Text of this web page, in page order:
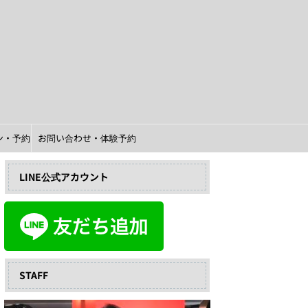
・予約 お問い合わせ・体験予約
LINE公式アカウント
STAFF